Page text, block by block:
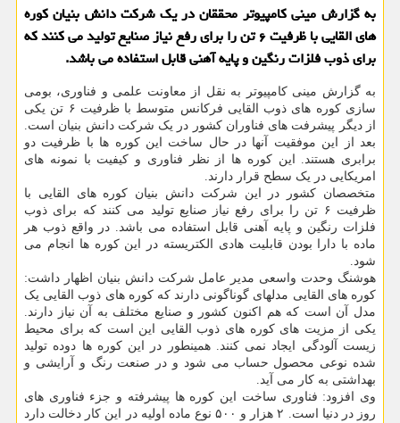
به گزارش مینی كامپیوتر محققان در یك شركت دانش بنیان كوره
های القایی با ظرفیت ۶ تن را برای رفع نیاز صنایع تولید می كنند كه
برای ذوب فلزات رنگین و پایه آهنی قابل استفاده می باشد.
به گزارش مینی کامپیوتر به نقل از معاونت علمی و فناوری، بومی
سازی کوره های ذوب القایی فرکانس متوسط با ظرفیت ۶ تن یکی
از دیگر پیشرفت های فناوران کشور در یک شرکت دانش بنیان است.
بعد از این موفقیت آنها در حال ساخت این کوره ها با ظرفیت دو
برابری هستند. این کوره ها از نظر فناوری و کیفیت با نمونه های
امریکایی در یک سطح قرار دارند.
متخصصان کشور در این شرکت دانش بنیان کوره های القایی با
ظرفیت ۶ تن را برای رفع نیاز صنایع تولید می کنند که برای ذوب
فلزات رنگین و پایه آهنی قابل استفاده می باشد. در واقع ذوب هر
ماده با دارا بودن قابلیت هادی الکتریسته در این کوره ها انجام می
شود.
هوشنگ وحدت واسعی مدیر عامل شرکت دانش بنیان اظهار داشت:
کوره های القایی مدلهای گوناگونی دارند که کوره های ذوب القایی یک
مدل آن است که هم اکنون کشور و صنایع مختلف به آن نیاز دارند.
یکی از مزیت های کوره های ذوب القایی این است که برای محیط
زیست آلودگی ایجاد نمی کنند. همینطور در این کوره ها دوده تولید
شده نوعی محصول حساب می شود و در صنعت رنگ و آرایشی و
بهداشتی به کار می آید.
وی افزود: فناوری ساخت این کوره ها پیشرفته و جزء فناوری های
روز در دنیا است. ۲ هزار و ۵۰۰ نوع ماده اولیه در این کار دخالت دارد